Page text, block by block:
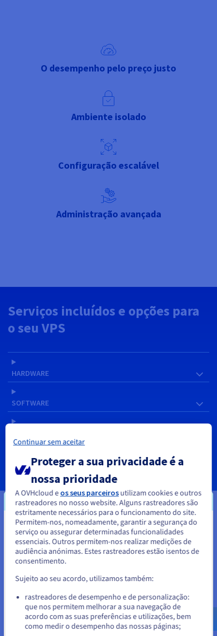
O desempenho pelo preço justo
Ambiente isolado
Configuração escalável
Administração avançada
Serviços incluídos e opções para
o seu VPS
HARDWARE
SOFTWARE
SERVIÇOS
Os seus dados, alojados onde
mais precisa
Os nossos VPS estão disponíveis em várias localizações
reduzida aos seus projetos.
Parece que está localizado em
Estados Unidos.
Para encomendar a partir de Estados Unidos, terá de consultar e
Aceder ao website do Estados Unidos
us.ovhcloud.com/vps Inglês USD - $
ou
Continuar sem aceitar
Proteger a sua privacidade é a
nossa prioridade
A OVHcloud e os seus parceirosutilizam cookies e outros
rastreadores no nosso website. Alguns rastreadores são
estritamente necessários para o funcionamento do site.
Permitem-nos, nomeadamente, garantir a segurança do
serviço ou assegurar determinadas funcionalidades
essenciais. Outros permitem-nos realizar medições de
audiência anónimas. Estes rastreadores estão isentos de
consentimento.
Sujeito ao seu acordo, utilizamos também:
rastreadores de desempenho e de personalização:
que nos permitem melhorar a sua navegação de
acordo com as suas preferências e utilizações, bem
como medir o desempenho das nossas páginas;